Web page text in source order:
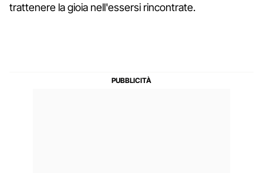
trattenere la gioia nell'essersi rincontrate.